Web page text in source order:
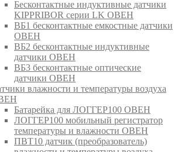
Бесконтактные индуктивные датчики
KIPPRIBOR серии LK ОВЕН
ВБ1 бесконтактные емкостные датчики
ОВЕН
ВБ2 бесконтактные индуктивные
датчики ОВЕН
ВБ3 бесконтактные оптические
датчики ОВЕН
влажности и температуры воздуха
Батарейка для ЛОГГЕР100 ОВЕН
ЛОГГЕР100 мобильный регистратор
температуры и влажности ОВЕН
ПВТ10 датчик (преобразователь)